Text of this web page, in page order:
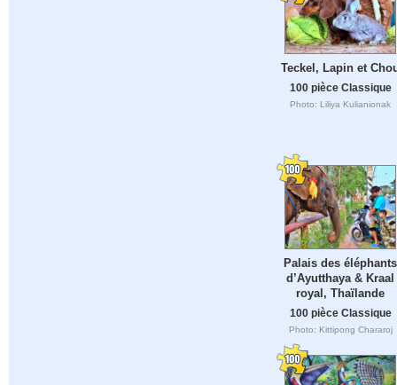
Teckel, Lapin et
100 pièce Classique
Photo: Liliya Kulianionak
Palais des éléphants
d’Ayutthaya & Kraal
royal, Thaïlande
100 pièce Classique
Photo: Kittipong Chararoj